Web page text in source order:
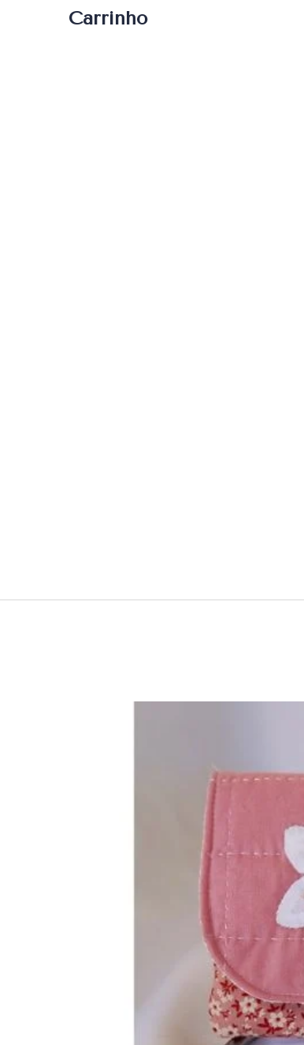
Carrinho